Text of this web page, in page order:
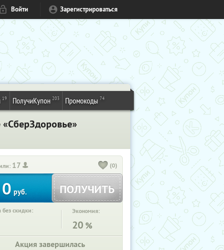
Войти Зарегистрироваться
19 ПолучиКупон 203 Промокоды 74
17 (0)
0 руб. ПОЛУЧИТЬ
без скидки: Экономия:
20 %
Акция завершилась